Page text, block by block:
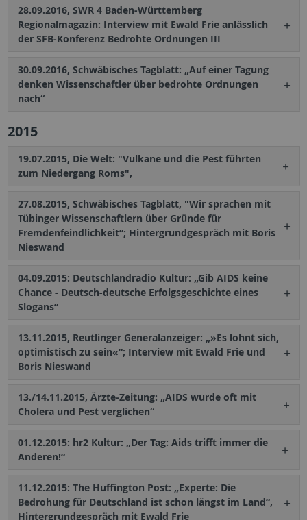
28.09.2016, SWR 4 Baden-Württemberg
Regionalmagazin: Interview mit Ewald Frie anlässlich
der SFB-Konferenz Bedrohte Ordnungen III
30.09.2016, Schwäbisches Tagblatt: „Auf einer Tagung
denken Wissenschaftler über bedrohte Ordnungen
nach“
2015
19.07.2015, Die Welt: "Vulkane und die Pest führten
zum Niedergang Roms",
27.08.2015, Schwäbisches Tagblatt, "Wir sprachen mit
Tübinger Wissenschaftlern über Gründe für
Fremdenfeindlichkeit“; Hintergrundgespräch mit Boris
Nieswand
04.09.2015: Deutschlandradio Kultur: „Gib AIDS keine
Chance - Deutsch-deutsche Erfolgsgeschichte eines
Slogans“
13.11.2015, Reutlinger Generalanzeiger: „»Es lohnt sich,
optimistisch zu sein«“; Interview mit Ewald Frie und
Boris Nieswand
13./14.11.2015, Ärzte-Zeitung: „AIDS wurde oft mit
Cholera und Pest verglichen“
01.12.2015: hr2 Kultur: „Der Tag: Aids trifft immer die
Anderen!“
11.12.2015: The Huffington Post: „Experte: Die
Bedrohung für Deutschland ist schon längst im Land“,
Hintergrundgespräch mit Ewald Frie